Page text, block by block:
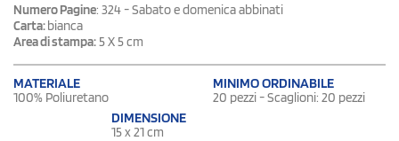
Numero Pagine: 324 - Sabato e domenica abbinati
Carta:bianca
Area di stampa:5 X 5 cm
MATERIALE
100% Poliuretano
MINIMO ORDINABILE
20 pezzi - Scaglioni: 20 pezzi
DIMENSIONE
15 x 21 cm